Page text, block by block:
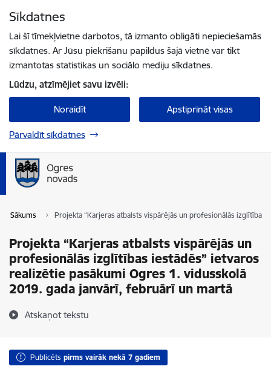
Sīkdatnes
Lai šī tīmekļvietne darbotos, tā izmanto obligāti nepieciešamās
sīkdatnes. Ar Jūsu piekrišanu papildus šajā vietnē var tikt
izmantotas statistikas un sociālo mediju sīkdatnes.
Lūdzu, atzīmējiet savu izvēli:
Noraidīt Apstiprināt visas
Pārvaldīt sīkdatnes
Sākums Projekta “Karjeras atbalsts vispārējās un profesionālās
Projekta “Karjeras atbalsts vispārējās un
profesionālās izglītības iestādēs” ietvaros
realizētie pasākumi Ogres 1. vidusskolā
2019. gada janvārī, februārī un martā
Atskaņot tekstu
Publicēts pirms vairāk nekā 7 gadiem